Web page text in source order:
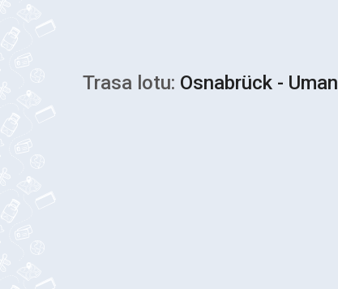
Trasa lotu: Osnabrück - Uman